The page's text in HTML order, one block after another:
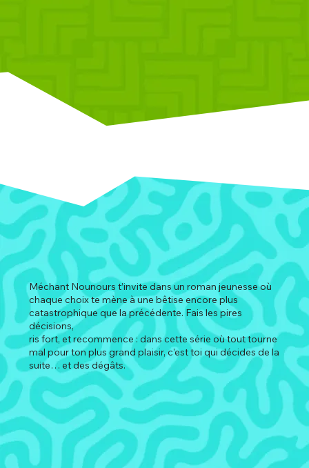
Méchant Nounours t’invite dans un roman jeunesse où
chaque choix te mène à une bêtise encore plus
catastrophique que la précédente. Fais les pires
décisions,
ris fort, et recommence : dans cette série où tout tourne
mal pour ton plus grand plaisir, c’est toi qui décides de la
suite… et des dégâts.